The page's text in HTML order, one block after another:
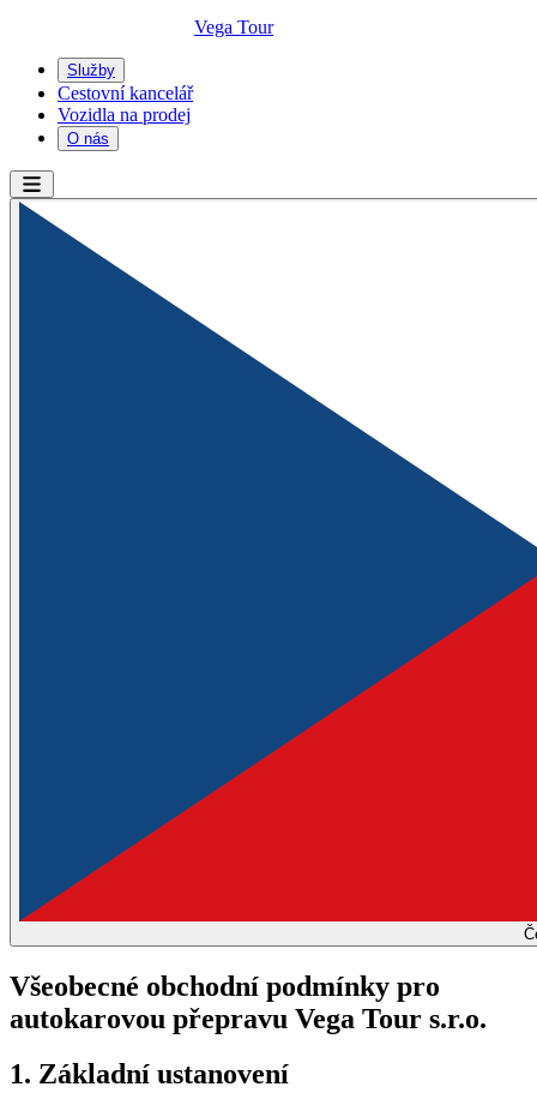
Vega Tour
Služby
Cestovní kancelář
Vozidla na prodej
O nás
Všeobecné obchodní podmínky pro
autokarovou přepravu Vega Tour s.r.o.
1. Základní ustanovení